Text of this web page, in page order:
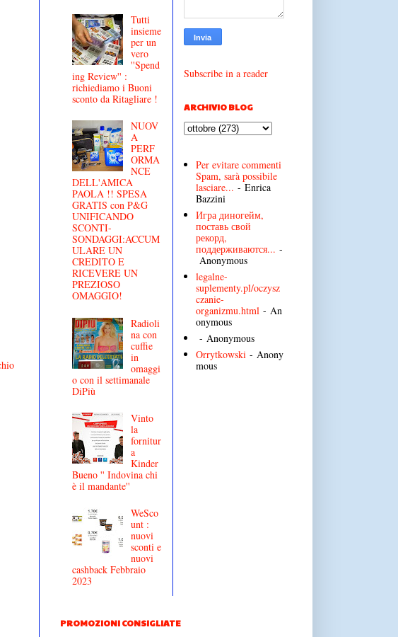
Tutti
insieme
per un
vero
''Spend
ing Review'' :
richiediamo i Buoni
sconto da Ritagliare !
NUOV
A
PERF
ORMA
NCE
DELL'AMICA
PAOLA !! SPESA
GRATIS con P&G
UNIFICANDO
SCONTI-
SONDAGGI:ACCUM
ULARE UN
CREDITO E
RICEVERE UN
PREZIOSO
OMAGGIO!
Radioli
na con
cuffie
in
omaggi
o con il settimanale
DiPiù
Vinto
la
fornitur
a
Kinder
Bueno '' Indovina chi
è il mandante''
WeSco
unt :
nuovi
sconti e
nuovi
cashback Febbraio
2023
Subscribe in a reader
ARCHIVIO BLOG
Per evitare commenti
Spam, sarà possibile
lasciare... - Enrica
Bazzini
Игра диногейм,
поставь свой
рекорд,
поддерживаются... -
Anonymous
legalne-
suplementy.pl/oczysz
czanie-
organizmu.html - An
onymous
- Anonymous
Orrytkowski - Anony
mous
PROMOZIONI CONSIGLIATE